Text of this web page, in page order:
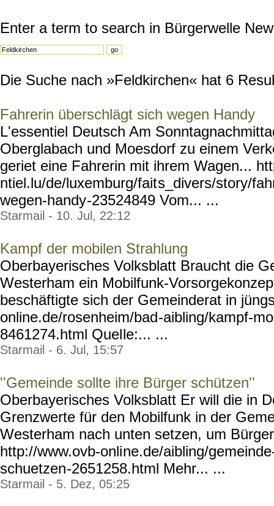
Enter a term to search in Bürgerwelle
Die Suche nach »Feldkirchen« hat 6
Fahrerin überschlägt sich wegen Handy
L'essentiel Deutsch Am
Oberglabach und Moesdorf zu einem
geriet eine Fahrerin mit ihrem Wagen...
ntiel.lu/de/luxemburg/faits_divers/story/
wegen-handy-23524849 Vom... ...
Starmail - 10. Jul, 22:12
Kampf der mobilen Strahlung
Oberbayerisches Volksblatt Braucht die
Westerham ein Mobilfunk-
beschäftigte sich der Gemeinderat in
online.de/rosenheim/bad-aibling/kampf-
8461274.html Quelle:... ...
Starmail - 6. Jul, 15:57
''Gemeinde sollte ihre Bürger schützen''
Oberbayerisches Volksblatt Er will die in
Grenzwerte für den Mobilfunk in der
Westerham nach unten setzen, um
http://www.ovb-online.de/aibling/
schuetzen-2651258.html Mehr... ...
Starmail - 5. Dez, 05:25